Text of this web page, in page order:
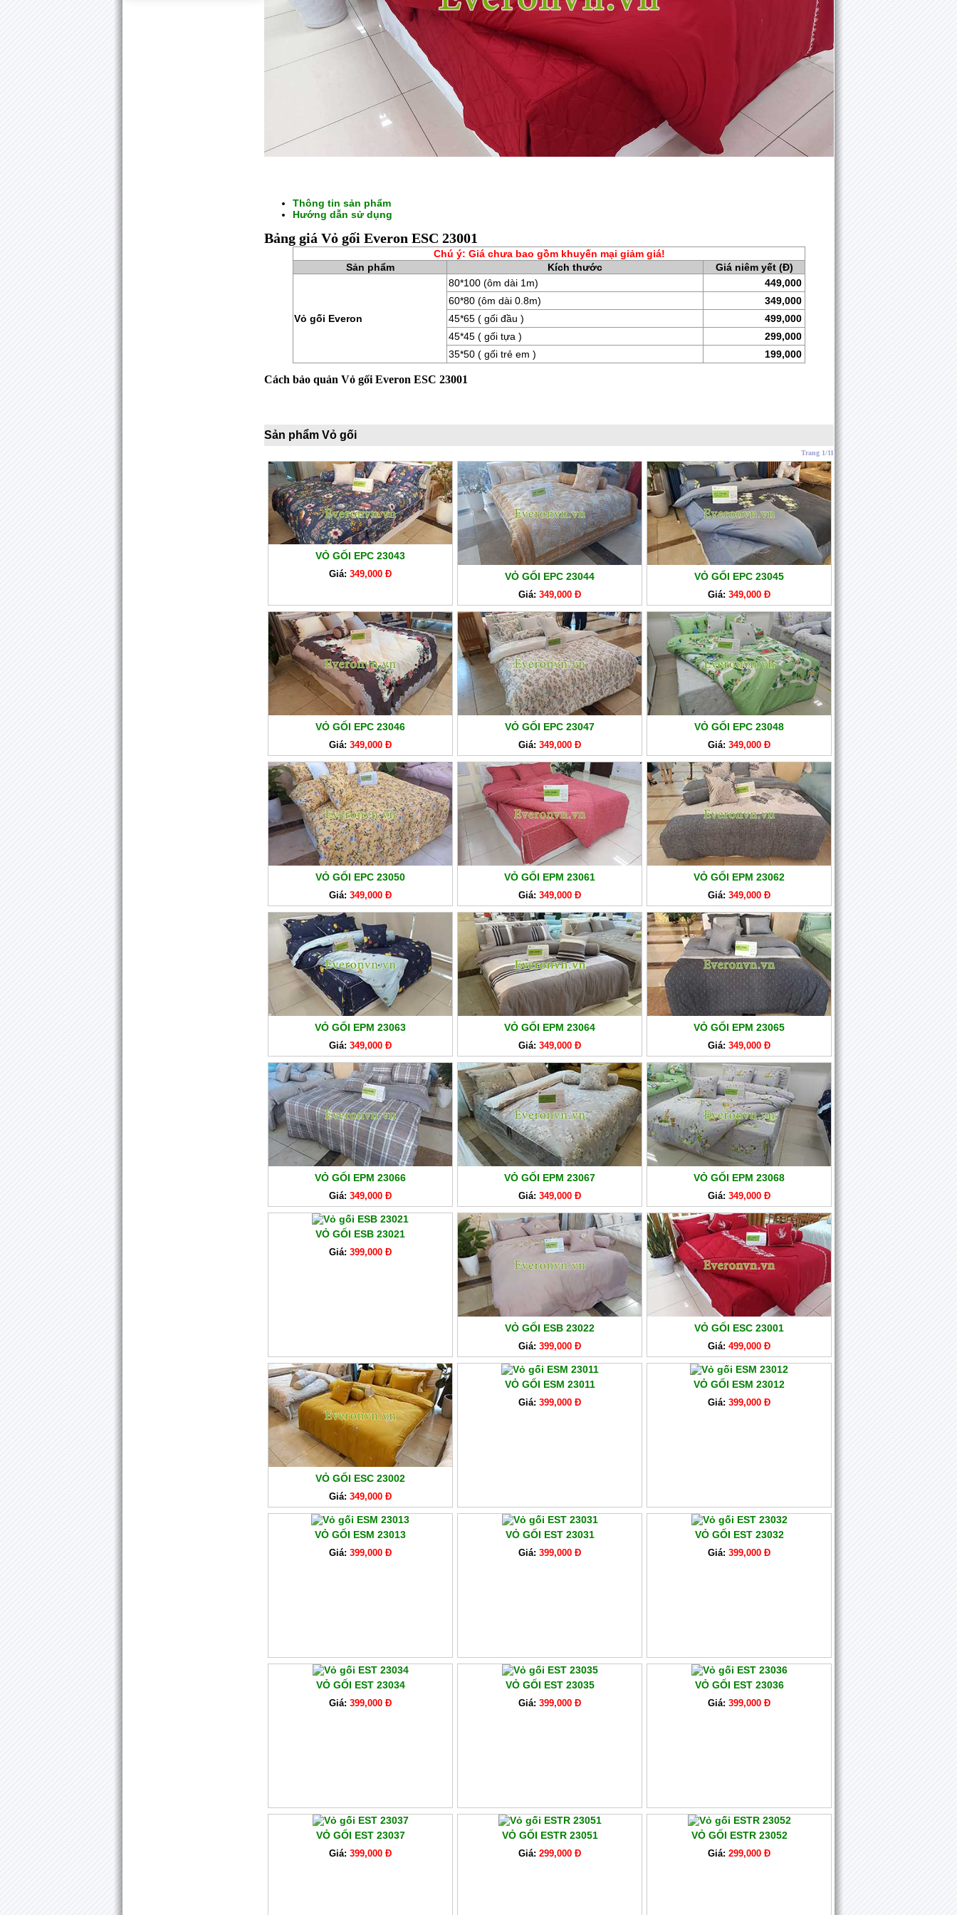
Thông tin sản phẩm
Hướng dẫn sử dụng
Bảng giá Vỏ gối Everon ESC 23001
Chú ý: Giá chưa bao gồm khuyến mại giảm giá!
Sản phẩm
Kích thước Giá niêm yết (Đ)
Vỏ gối Everon
80*100 (ôm dài 1m)
449,000
60*80 (ôm dài 0.8m)
349,000
45*65 ( gối đầu )
499,000
45*45 ( gối tựa )
299,000
35*50 ( gối trẻ em )
199,000
Cách bảo quản Vỏ gối Everon ESC 23001
Sản phẩm Vỏ gối
Trang 1/11
VỎ GỐI EPC 23043
Giá: 349,000 Đ VỎ GỐI EPC 23044
Giá: 349,000 Đ
VỎ GỐI EPC 23045
Giá: 349,000 Đ
VỎ GỐI EPC 23046
Giá: 349,000 Đ
VỎ GỐI EPC 23047
Giá: 349,000 Đ
VỎ GỐI EPC 23048
Giá: 349,000 Đ
VỎ GỐI EPC 23050
Giá: 349,000 Đ
VỎ GỐI EPM 23061
Giá: 349,000 Đ
VỎ GỐI EPM 23062
Giá: 349,000 Đ
VỎ GỐI EPM 23063
Giá: 349,000 Đ
VỎ GỐI EPM 23064
Giá: 349,000 Đ
VỎ GỐI EPM 23065
Giá: 349,000 Đ
VỎ GỐI EPM 23066
Giá: 349,000 Đ
VỎ GỐI EPM 23067
Giá: 349,000 Đ
VỎ GỐI EPM 23068
Giá: 349,000 Đ
VỎ GỐI ESB 23021
Giá: 399,000 Đ
VỎ GỐI ESB 23022
Giá: 399,000 Đ
VỎ GỐI ESC 23001
Giá: 499,000 Đ
VỎ GỐI ESC 23002
Giá: 349,000 Đ
VỎ GỐI ESM 23011
Giá: 399,000 Đ
VỎ GỐI ESM 23012
Giá: 399,000 Đ
VỎ GỐI ESM 23013
Giá: 399,000 Đ
VỎ GỐI EST 23031
Giá: 399,000 Đ
VỎ GỐI EST 23032
Giá: 399,000 Đ
VỎ GỐI EST 23034
Giá: 399,000 Đ
VỎ GỐI EST 23035
Giá: 399,000 Đ
VỎ GỐI EST 23036
Giá: 399,000 Đ
VỎ GỐI EST 23037
Giá: 399,000 Đ
VỎ GỐI ESTR 23051
Giá: 299,000 Đ
VỎ GỐI ESTR 23052
Giá: 299,000 Đ